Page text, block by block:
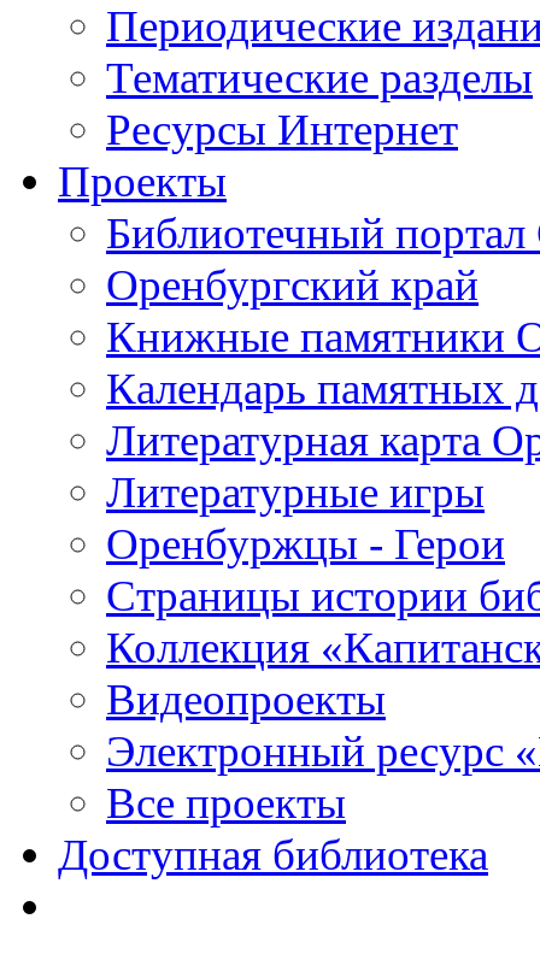
Периодические
Тематические разделы
Ресурсы Интернет
Проекты
Библиотечный портал
Оренбургский край
Книжные памятники
Календарь памятных
Литературная карта
Литературные игры
Оренбуржцы - Герои
Страницы истории
Коллекция
Видеопроекты
Электронный ресурс
Все проекты
Доступная библиотека